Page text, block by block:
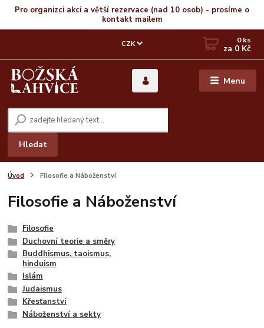
Pro organizci akci a větší rezervace (nad 10 osob) - prosíme o
kontakt mailem
Menu
CZK
Hledat
0ks
za 0 Kč
Úvod Filosofie a Náboženství
Filosofie a Náboženství
Filosofie
Duchovní teorie a směry
Buddhismus, taoismus,
hinduism
Islám
Judaismus
Křesťanství
Náboženství a sekty